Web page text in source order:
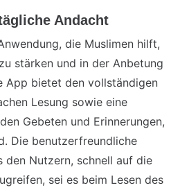
Andacht
stärken und in der Anbetung
App bietet den vollständigen
Lesung sowie eine
Gebeten und Erinnerungen,
Die benutzerfreundliche
den Nutzern, schnell auf die
sei es beim Lesen des